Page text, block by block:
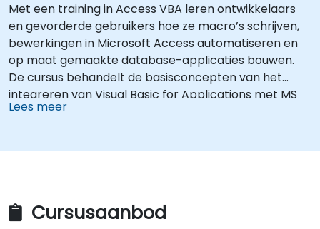
Met een training in Access VBA leren ontwikkelaars
en gevorderde gebruikers hoe ze macro’s schrijven,
bewerkingen in Microsoft Access automatiseren en
op maat gemaakte database-applicaties bouwen.
De cursus behandelt de basisconcepten van het
integreren van Visual Basic for Applications met MS
Access, legt essentiële technieken uit voor het
toepassingen.
Lees meer
Cursusaanbod